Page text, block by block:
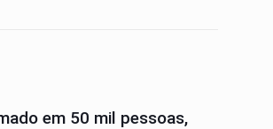
em 50 mil pessoas,